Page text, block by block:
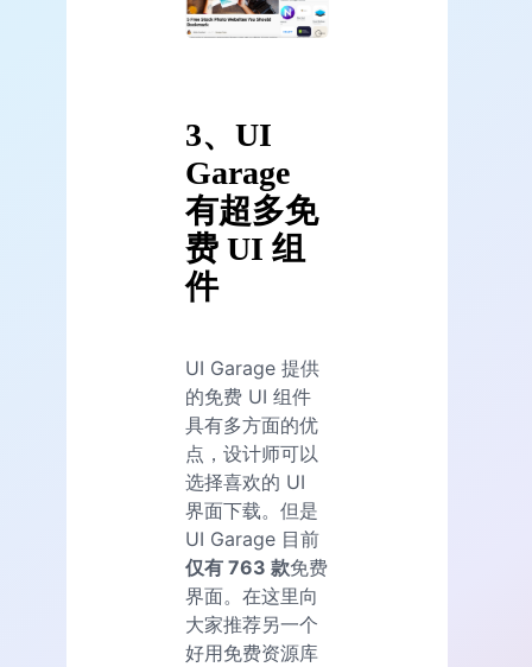
3、UI
Garage
有超多免
费 UI 组
件
UI Garage 提供
的免费 UI 组件
具有多方面的优
点，设计师可以
选择喜欢的 UI
界面下载。但是
UI Garage 目前
仅有 763 款免费
界面。在这里向
大家推荐另一个
好用免费资源库